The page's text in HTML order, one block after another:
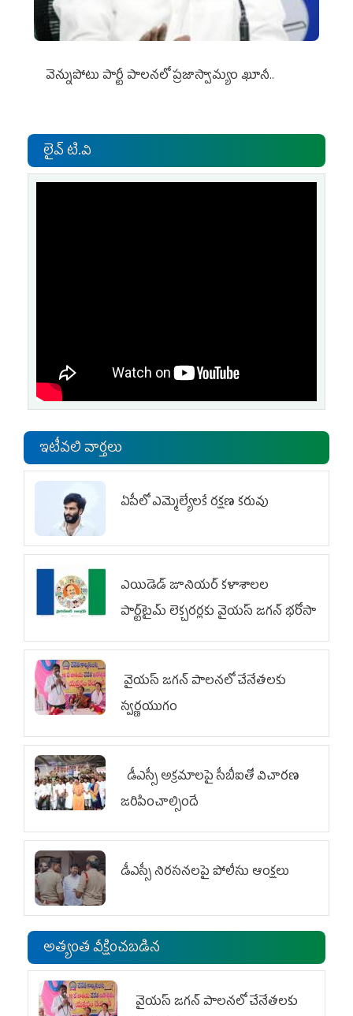
వెన్నుపోటు పార్టీ పాలనలో ప్రజాస్వామ్యం ఖూనీ..
లైవ్ టి.వి
ఇటీవలి వార్తలు
ఏపీలో ఎమ్మెల్యేల‌కే ర‌క్ష‌ణ క‌రువు
ఎయిడెడ్‌ జూనియర్‌ కళాశాలల
పార్ట్‌టైమ్‌ లెక్చరర్లకు వైయ‌స్ జగన్ భరోసా
వైయ‌స్ జగన్ పాలనలో చేనేతలకు
స్వర్ణయుగం
డీఎస్సీ అక్రమాలపై సీబీఐతో విచారణ
జరిపించాల్సిందే
డీఎస్సీ నిరసనలపై పోలీసు ఆంక్షలు
అత్యంత వీక్షించబడిన
వైయ‌స్ జగన్ పాలనలో చేనేతలకు